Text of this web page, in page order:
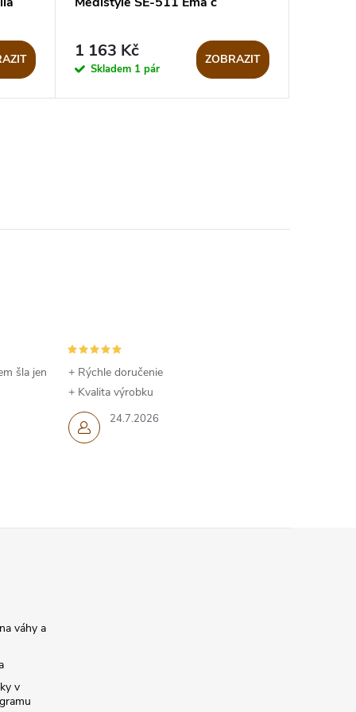
1 163 Kč
Skladem 1 pár
ZOBRAZIT
šla jen
24.7.2026
+ Rýchle doručenie
+ Kvalita výrobku
váhy a
v